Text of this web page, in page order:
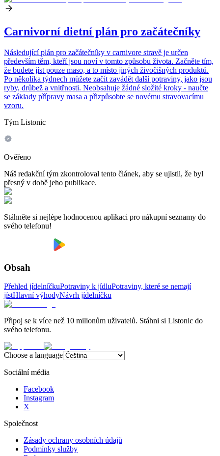
Carnivorní dietní plán pro začátečníky
Následující plán pro začátečníky v carnivore stravě je určen
především těm, kteří jsou noví v tomto způsobu života. Začněte tím,
že budete jíst pouze maso, a to místo jiných živočišných produktů.
Po několika týdnech můžete začít zavádět další potraviny, jako jsou
ryby, drůbež a vnitřnosti. Neobsahuje žádné složité kroky - naučte
se základy přípravy masa a přizpůsobte se novému stravovacímu
vzoru.
Tým Listonic
Ověřeno
Náš redakční tým zkontroloval tento článek, aby se ujistil, že byl
přesný v době jeho publikace.
Stáhněte si nejlépe hodnocenou aplikaci pro nákupní seznamy do
svého telefonu!
Obsah
Přehled jídelníčkuPotraviny k jídluPotraviny, které se nemají
jístHlavní výhodyNávrh jídelníčku
Připoj se k více než 10 milionům uživatelů. Stáhni si Listonic do
svého telefonu.
Choose a language
Sociální média
Facebook
Instagram
X
Společnost
Zásady ochrany osobních údajů
Podmínky služby